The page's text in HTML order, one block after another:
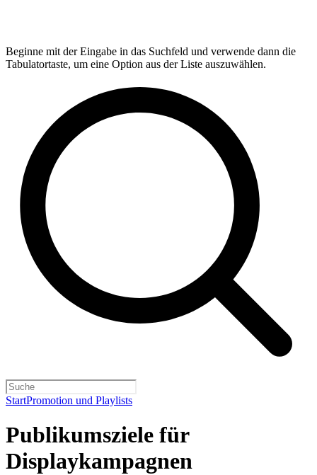
Beginne mit der Eingabe in das Suchfeld und verwende dann die
Tabulatortaste, um eine Option aus der Liste auszuwählen.
StartPromotion und Playlists
Publikumsziele für
Displaykampagnen